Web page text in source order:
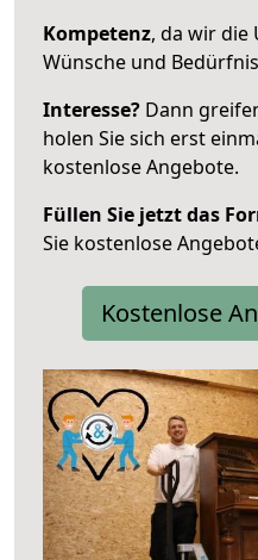
Kompetenz, da wir die
Wünsche und
Interesse? Dann
holen Sie sich erst
kostenlose Angebote.
Füllen Sie jetzt das
Sie kostenlose
Kostenlose